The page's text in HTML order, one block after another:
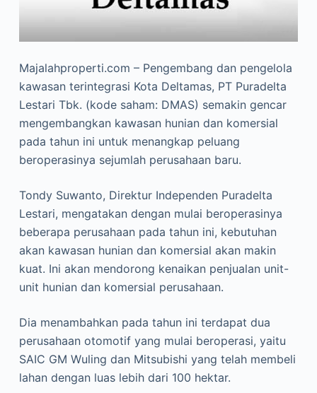
Majalahproperti.com – Pengembang dan pengelola
kawasan terintegrasi Kota Deltamas, PT Puradelta
Lestari Tbk. (kode saham: DMAS) semakin gencar
mengembangkan kawasan hunian dan komersial
pada tahun ini untuk menangkap peluang
beroperasinya sejumlah perusahaan baru.
Tondy Suwanto, Direktur Independen Puradelta
Lestari, mengatakan dengan mulai beroperasinya
beberapa perusahaan pada tahun ini, kebutuhan
akan kawasan hunian dan komersial akan makin
kuat. Ini akan mendorong kenaikan penjualan unit-
unit hunian dan komersial perusahaan.
Dia menambahkan pada tahun ini terdapat dua
perusahaan otomotif yang mulai beroperasi, yaitu
SAIC GM Wuling dan Mitsubishi yang telah membeli
lahan dengan luas lebih dari 100 hektar.